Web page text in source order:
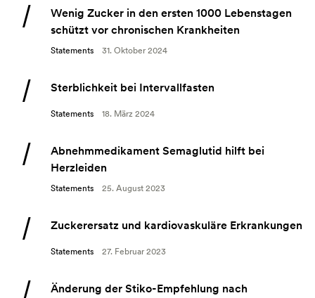
Wenig Zucker in den ersten 1000 Lebenstagen
schützt vor chronischen Krankheiten
Statements 31. Oktober 2024
Sterblichkeit bei Intervallfasten
Statements 18. März 2024
Abnehmmedikament Semaglutid hilft bei
Herzleiden
Statements 25. August 2023
Zuckerersatz und kardiovaskuläre Erkrankungen
Statements 27. Februar 2023
Änderung der Stiko-Empfehlung nach